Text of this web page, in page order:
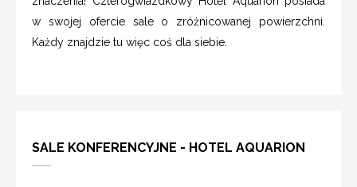
w swojej ofercie sale o zróżnicowanej powierzchni.
Każdy znajdzie tu więc coś dla siebie.
SALE KONFERENCYJNE - HOTEL AQUARION